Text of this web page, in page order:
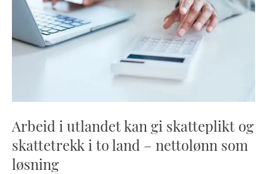
Arbeid i utlandet kan gi skatteplikt og
skattetrekk i to land – nettolønn som
løsning